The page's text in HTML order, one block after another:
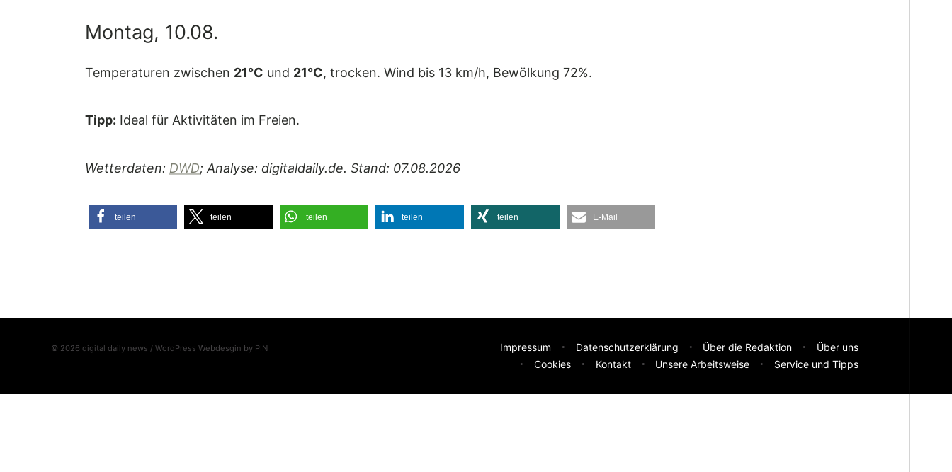
Montag, 10.08.
Temperaturen zwischen 21°C und 21°C, trocken. Wind bis 13 km/h, Bewölkung 72%.
Tipp: Ideal für Aktivitäten im Freien.
Wetterdaten: DWD; Analyse: digitaldaily.de. Stand: 07.08.2026
teilen teilen teilen teilen teilen E-Mail
© 2026 digital daily news / WordPress Webdesgin by PIN Impressum Datenschutzerklärung Über die Redaktion
Über uns
Cookies
Kontakt Unsere Arbeitsweise Service und Tipps